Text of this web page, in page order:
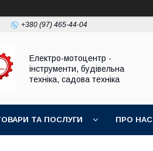
+380 (97) 465-44-04
Електро-мотоцентр -
інструменти, будівельна
техніка, садова техніка
ТА ПОСЛУГИ ПРО НАС